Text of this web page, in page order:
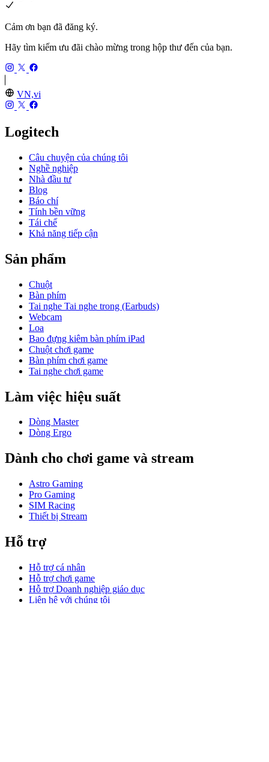
Cảm ơn bạn đã đăng ký.
Hãy tìm kiếm ưu đãi chào mừng trong hộp thư đến của bạn.
VN,vi
Logitech
Câu chuyện của chúng tôi
Nghề nghiệp
Nhà đầu tư
Blog
Báo chí
Tính bền vững
Tái chế
Khả năng tiếp cận
Sản phẩm
Chuột
Bàn phím
Tai nghe Tai nghe trong (Earbuds)
Webcam
Loa
Bao đựng kiêm bàn phím iPad
Chuột chơi game
Bàn phím chơi game
Tai nghe chơi game
Làm việc hiệu suất
Dòng Master
Dòng Ergo
Dành cho chơi game và stream
Astro Gaming
Pro Gaming
SIM Racing
Thiết bị Stream
Hỗ trợ
Hỗ trợ cá nhân
Hỗ trợ chơi game
Hỗ trợ Doanh nghiệp giáo dục
Liên hệ với chúng tôi